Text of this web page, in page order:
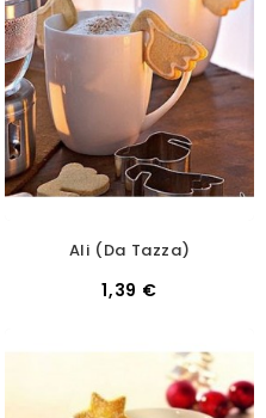
Ali (da Tazza)
1,39 €